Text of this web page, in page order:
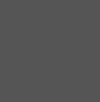
: Su
sızmasına neden
: Gömme
nedeniyle işlevselliğini
:
kullanıcıları rahatsız